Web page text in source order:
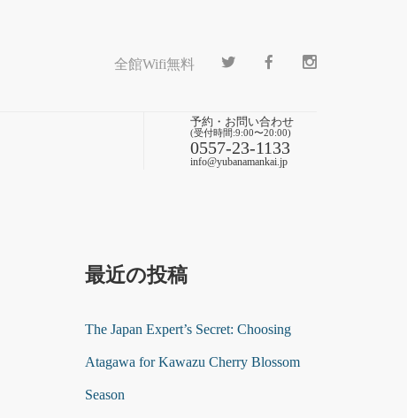
全館Wifi無料
予約・お問い合わせ
(受付時間:9:00〜20:00)
0557-23-1133
info@yubanamankai.jp
最近の投稿
The Japan Expert’s Secret: Choosing
Atagawa for Kawazu Cherry Blossom
Season